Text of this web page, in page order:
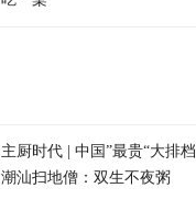
主厨时代 | 中国”最贵“大排档
潮汕扫地僧：双生不夜粥